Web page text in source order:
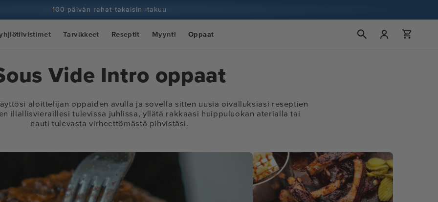
100 päivän rahat takaisin -takuu
Tarvikkeet Reseptit Myynti Oppaat
Kirjaudu
sisään
Ostoskori
Vide Intro oppaat
aloittelijan oppaiden avulla ja sovella sitten uusia oivalluksiasi reseptien
illallisvieraillesi tulevissa juhlissa, yllätä rakkaasi huippuluokan aterialla tai
nauti tulevasta virheettömästä pihvistäsi.